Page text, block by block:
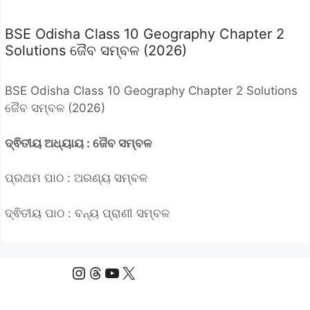
BSE Odisha Class 10 Geography Chapter 2
Solutions ଜୈବ ସମ୍ବଳ (2026)
BSE Odisha Class 10 Geography Chapter 2 Solutions
ଜୈବ ସମ୍ବଳ (2026)
ଦ୍ଵିତୀୟ ଅଧ୍ୟାୟ : ଜୈବ ସମ୍ବଳ
ପ୍ରଥମ ପାଠ : ଅରଣ୍ୟ ସମ୍ବଳ
ଦ୍ଵିତୀୟ ପାଠ : ବନ୍ୟ ପ୍ରାଣୀ ସମ୍ବଳ
Instagram
Threads
YouTube
X